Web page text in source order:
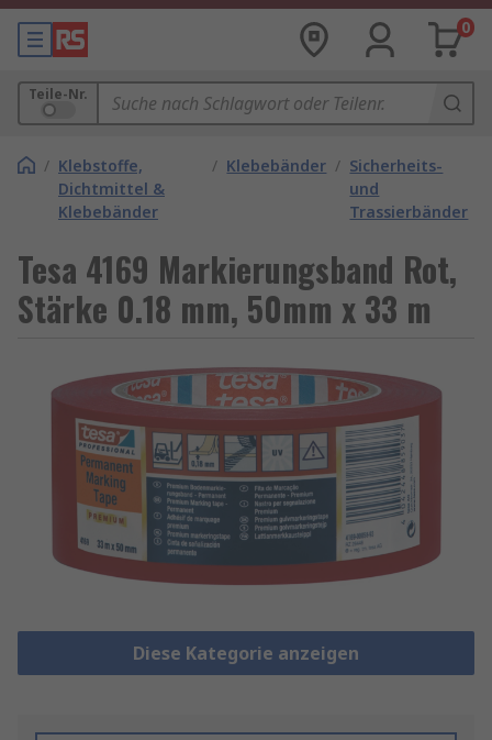
0
Teile-Nr.
/ Klebstoffe,
Dichtmittel &
Klebebänder
/ Klebebänder / Sicherheits-
und
Trassierbänder
Tesa 4169 Markierungsband Rot,
Stärke 0.18 mm, 50mm x 33 m
Diese Kategorie anzeigen